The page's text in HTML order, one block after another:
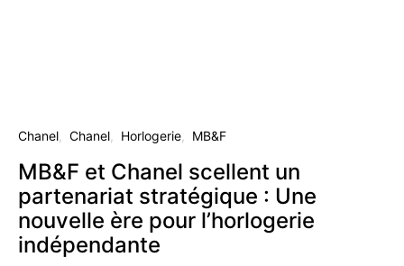
Chanel Chanel Horlogerie MB&F
MB&F et Chanel scellent un
partenariat stratégique : Une
nouvelle ère pour l’horlogerie
indépendante